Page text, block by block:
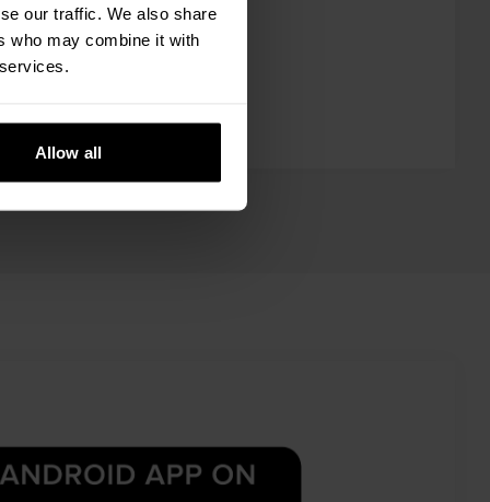
our traffic. We also share
who may combine it with
Allow all